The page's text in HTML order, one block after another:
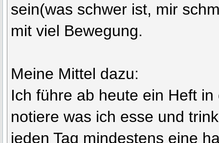
sein(was schwer ist, mir
mit viel Bewegung.
Meine Mittel dazu:
Ich führe ab heute ein Heft
notiere was ich esse und
jeden Tag mindestens eine